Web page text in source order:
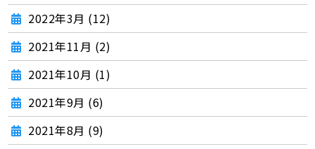
2022年3月 (12)
2021年11月 (2)
2021年10月 (1)
2021年9月 (6)
2021年8月 (9)